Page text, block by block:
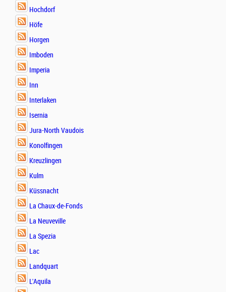
Hochdorf
Höfe
Horgen
Imboden
Imperia
Inn
Interlaken
Isernia
Jura-North Vaudois
Konolfingen
Kreuzlingen
Kulm
Küssnacht
La Chaux-de-Fonds
La Neuveville
La Spezia
Lac
Landquart
L'Aquila